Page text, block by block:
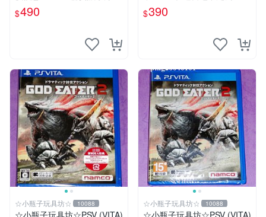
間幻象 BBCP 亞日版 日文版
【台中一樂電玩】
$490
版 日文版 ※迷Q地下去死團※
$390
☆小瓶子玩具坊☆ 10088 ☆小瓶子玩具坊☆ 10088